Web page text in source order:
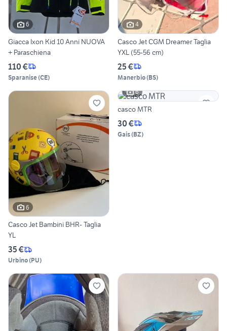
6
Giacca Ixon Kid 10 Anni NUOVA
+ Paraschiena
110 €
Sparanise(CE)
4
Casco Jet CGM Dreamer Taglia
YXL (55-56 cm)
25 €
Manerbio(BS)
6
Casco Jet Bambini BHR- Taglia
YL
35 €
Urbino(PU)
6
casco MTR
30 €
Gais(BZ)